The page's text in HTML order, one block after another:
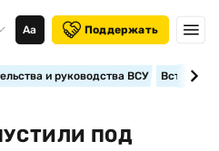
Аа Поддержать
и руководства ВСУ
ПОД